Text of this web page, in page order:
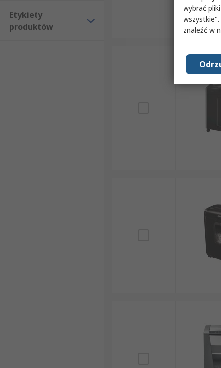
Etykiety
produktów
wybrać
znaleźć w